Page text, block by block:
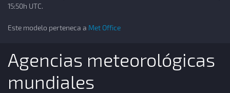
15:50h UTC.
Este modelo perteneca a Met Office
Agencias meteorológicas
mundiales